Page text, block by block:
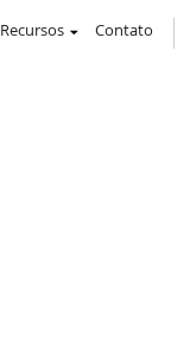
Recursos Contato